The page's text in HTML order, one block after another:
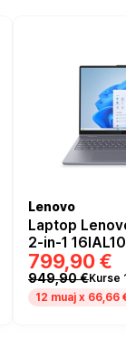
Lenovo
Laptop
2-in-1
/ 16GB DDR5 /
WUXGA IPS
Touch / Intel
Luna Grey
799,90 €
949,90 €Kurse
12 muaj x 66,66